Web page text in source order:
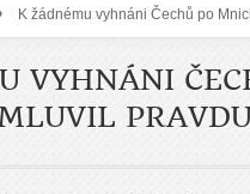
K žádnému vyhnáni Čechů po
VYHNÁNI